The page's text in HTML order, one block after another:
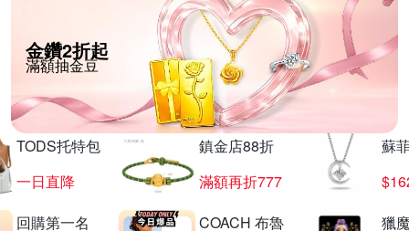
金鑽2折起
滿額抽金豆
TODS托特包
一日直降
鎮金店88折
滿額再折777
蘇
回購第一名
COACH 布魯
獵